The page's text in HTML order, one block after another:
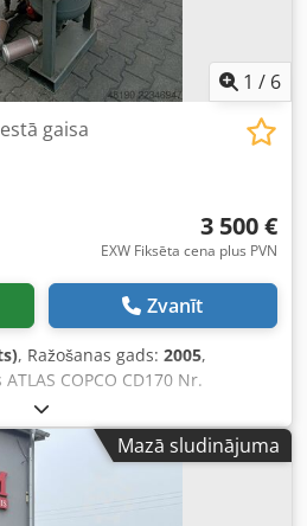
1 / 6
gaisa
3 500 €
EXW Fiksēta cena plus PVN
Zvanīt
, Ražošanas gads: 2005,
COPCO CD170 Nr.
Ražošanas gads: 2005 6,12
Ap Esha
Mazā sludinājuma